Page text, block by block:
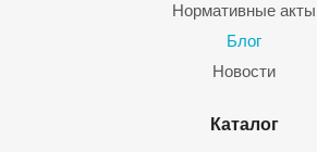
Нормативные акты
Блог
Новости
Каталог